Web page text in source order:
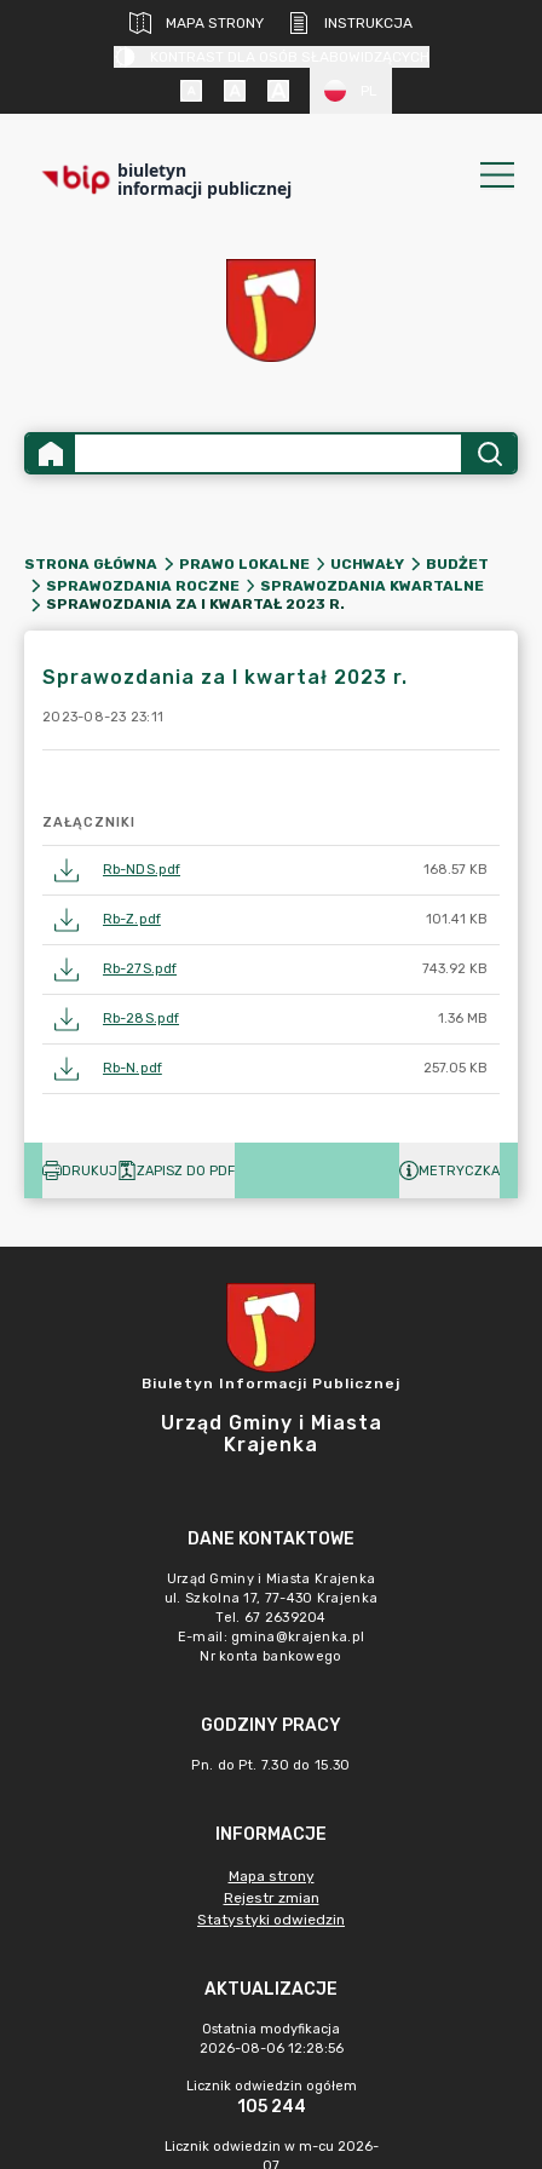
MAPA STRONY
INSTRUKCJA
biuletyn
informacji publicznej
STRONA GŁÓWNA PRAWO LOKALNE UCHWAŁY
BUDŻET
SPRAWOZDANIA ROCZNE
SPRAWOZDANIA KWARTALNE
SPRAWOZDANIA ZA I KWARTAŁ 2023 R.
Sprawozdania za I kwartał 2023 r.
2023-08-23 23:11
ZAŁĄCZNIKI
Rb-NDS.pdf 168.57 KB
Rb-Z.pdf 101.41 KB
Rb-27S.pdf 743.92 KB
Rb-28S.pdf 1.36 MB
Rb-N.pdf 257.05 KB
DRUKUJ ZAPISZ DO PDF METRYCZKA
Biuletyn Informacji Publicznej
Urząd Gminy i Miasta
Krajenka
DANE KONTAKTOWE
Urząd Gminy i Miasta Krajenka
ul. Szkolna 17, 77-430 Krajenka
Tel. 67 2639204
E-mail: gmina@krajenka.pl
Nr konta bankowego
GODZINY PRACY
Pn. do Pt. 7.30 do 15.30
INFORMACJE
Mapa strony
Rejestr zmian
Statystyki odwiedzin
AKTUALIZACJE
Ostatnia modyfikacja
2026-08-06 12:28:56
Licznik odwiedzin ogółem
105 244
Licznik odwiedzin w m-cu 2026-